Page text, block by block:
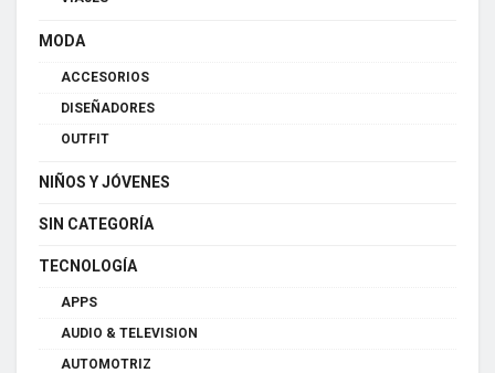
MODA
ACCESORIOS
DISEÑADORES
OUTFIT
NIÑOS Y JÓVENES
SIN CATEGORÍA
TECNOLOGÍA
APPS
AUDIO & TELEVISION
AUTOMOTRIZ